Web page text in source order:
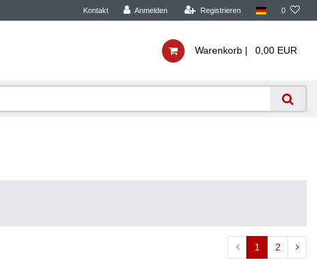
Kontakt Anmelden Registrieren 0
Warenkorb | 0,00 EUR
1 2